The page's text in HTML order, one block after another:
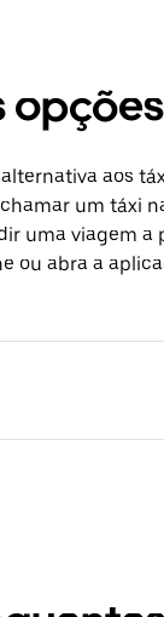
aos
um táxi
uma viagem
ou abra a